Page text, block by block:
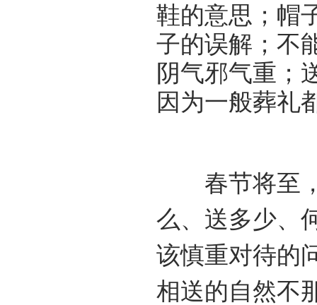
鞋的意思；帽
子的误解；不
阴气邪气重；
因为一般葬
春节将至，
么、送多少、
该慎重对待的
相送的自然不